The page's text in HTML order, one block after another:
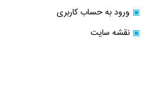
ورود به حساب کاربری
نقشه سایت